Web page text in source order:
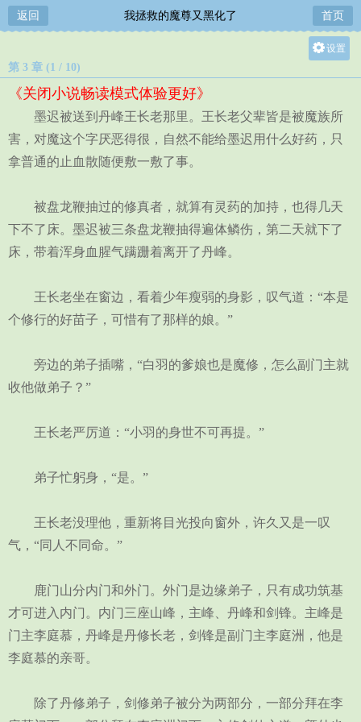
返回 我拯救的魔尊又黑化了 首页
设置
中
小
第 3 章 (1 / 10)
《关闭小说畅读模式体验更好》
墨迟被送到丹峰王长老那里。王长老父辈皆是被魔族所
害，对魔这个字厌恶得很，自然不能给墨迟用什么好药，只
拿普通的止血散随便敷一敷了事。
被盘龙鞭抽过的修真者，就算有灵药的加持，也得几天
下不了床。墨迟被三条盘龙鞭抽得遍体鳞伤，第二天就下了
床，带着浑身血腥气蹒跚着离开了丹峰。
王长老坐在窗边，看着少年瘦弱的身影，叹气道：“本是
个修行的好苗子，可惜有了那样的娘。”
旁边的弟子插嘴，“白羽的爹娘也是魔修，怎么副门主就
收他做弟子？”
王长老严厉道：“小羽的身世不可再提。”
弟子忙躬身，“是。”
王长老没理他，重新将目光投向窗外，许久又是一叹
气，“同人不同命。”
鹿门山分内门和外门。外门是边缘弟子，只有成功筑基
才可进入内门。内门三座山峰，主峰、丹峰和剑锋。主峰是
门主李庭慕，丹峰是丹修长老，剑锋是副门主李庭洲，他是
李庭慕的亲哥。
除了丹修弟子，剑修弟子被分为两部分，一部分拜在李